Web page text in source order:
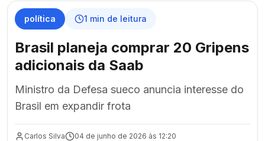
política 1 min de leitura
Brasil planeja comprar 20 Gripens
adicionais da Saab
Ministro da Defesa sueco anuncia interesse do
Brasil em expandir frota
Carlos Silva 04 de junho de 2026 às 12:20